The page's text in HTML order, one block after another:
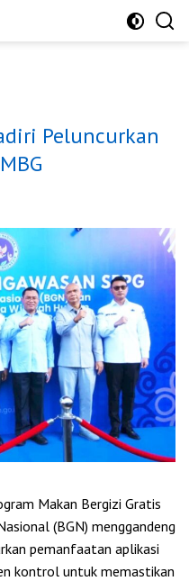
Peluncurkan
Makan Bergizi Gratis
(BGN) menggandeng
pemanfaatan aplikasi
kontrol untuk memastikan